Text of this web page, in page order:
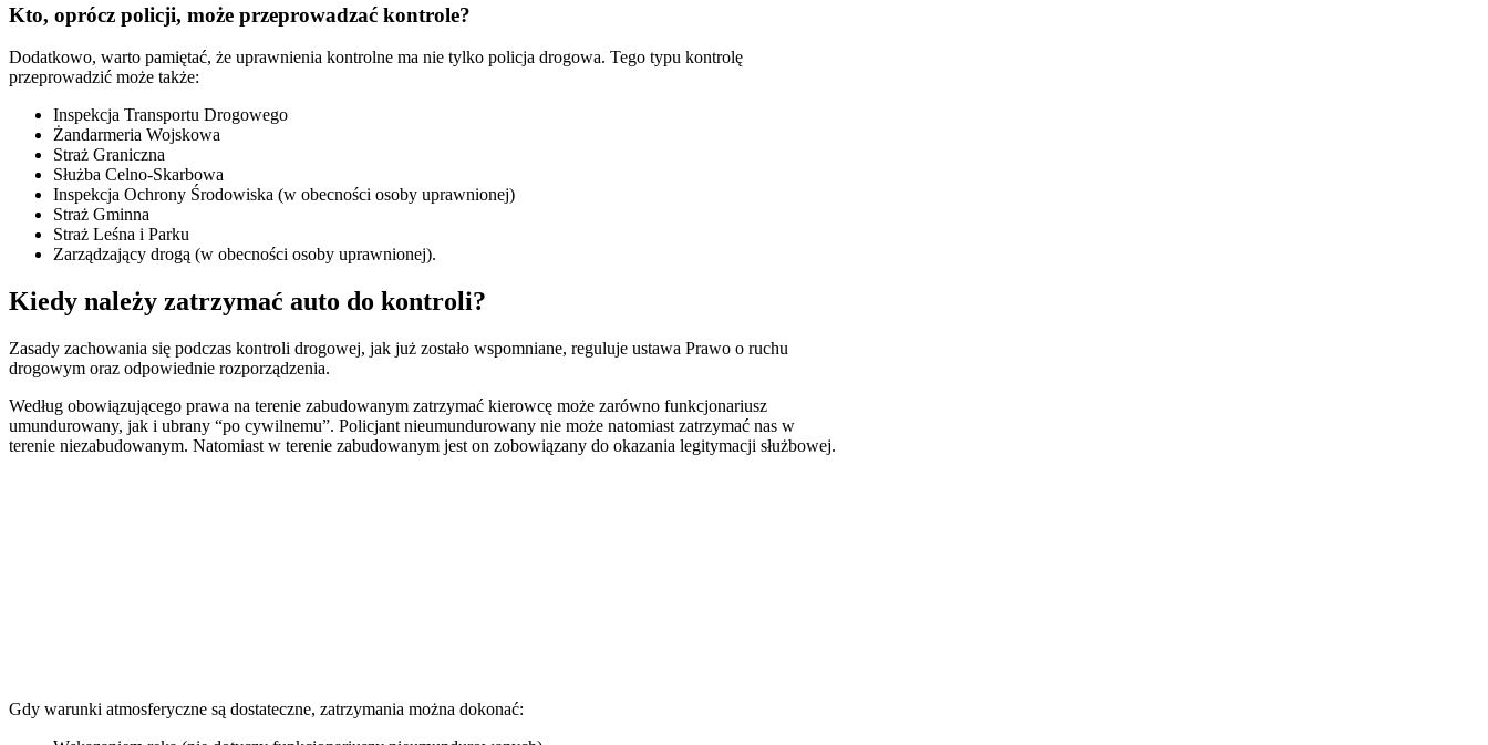
Kto, oprócz policji, może przeprowadzać kontrole?
Dodatkowo, warto pamiętać, że uprawnienia kontrolne ma nie tylko policja drogowa. Tego typu kontrolę
przeprowadzić może także:
Inspekcja Transportu Drogowego
Żandarmeria Wojskowa
Straż Graniczna
Służba Celno-Skarbowa
Inspekcja Ochrony Środowiska (w obecności osoby uprawnionej)
Straż Gminna
Straż Leśna i Parku
Zarządzający drogą (w obecności osoby uprawnionej).
Kiedy należy zatrzymać auto do kontroli?
Zasady zachowania się podczas kontroli drogowej, jak już zostało wspomniane, reguluje ustawa Prawo o ruchu
drogowym oraz odpowiednie rozporządzenia.
Według obowiązującego prawa na terenie zabudowanym zatrzymać kierowcę może zarówno funkcjonariusz
umundurowany, jak i ubrany “po cywilnemu”. Policjant nieumundurowany nie może natomiast zatrzymać nas w
terenie niezabudowanym. Natomiast w terenie zabudowanym jest on zobowiązany do okazania legitymacji służbowej.
Gdy warunki atmosferyczne są dostateczne, zatrzymania można dokonać: